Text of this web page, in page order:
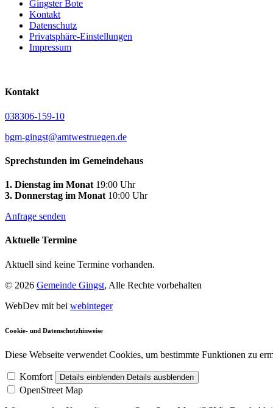
Gingster Bote
Kontakt
Datenschutz
Privatsphäre-Einstellungen
Impressum
Kontakt
038306-159-10
bgm-gingst@amtwestruegen.de
Sprechstunden im Gemeindehaus
1. Dienstag im Monat 19:00 Uhr
3. Donnerstag im Monat 10:00 Uhr
Anfrage senden
Aktuelle Termine
Aktuell sind keine Termine vorhanden.
© 2026 Gemeinde Gingst, Alle Rechte vorbehalten
WebDev mit bei webinteger
Cookie- und Datenschutzhinweise
Diese Webseite verwendet Cookies, um bestimmte Funktionen zu
Komfort Details einblenden Details ausblenden
OpenStreet Map